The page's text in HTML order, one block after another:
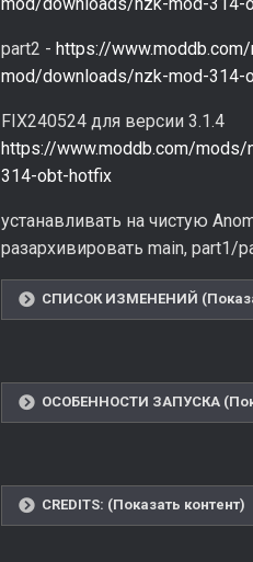
part2 - https://
mod/downloads/nzk-mod-314-
FIX240524 для версии 3.1.4
https://www.moddb.com/
314-obt-hotfix
устанавливать на чистую
разархивировать main, part1/
СПИСОК ИЗМЕНЕНИЙ
ОСОБЕННОСТИ ЗАПУСКА
CREDITS: (Показать контент)